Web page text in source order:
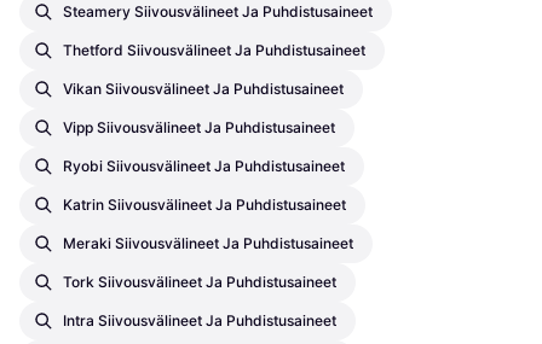
Steamery Siivousvälineet Ja Puhdistusaineet
Thetford Siivousvälineet Ja Puhdistusaineet
Vikan Siivousvälineet Ja Puhdistusaineet
Vipp Siivousvälineet Ja Puhdistusaineet
Ryobi Siivousvälineet Ja Puhdistusaineet
Katrin Siivousvälineet Ja Puhdistusaineet
Meraki Siivousvälineet Ja Puhdistusaineet
Tork Siivousvälineet Ja Puhdistusaineet
Intra Siivousvälineet Ja Puhdistusaineet